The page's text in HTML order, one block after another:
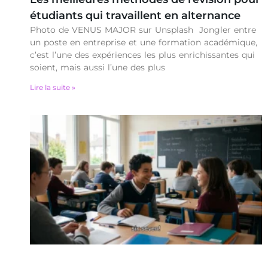
étudiants qui travaillent en alternance
Photo de VENUS MAJOR sur Unsplash Jongler entre
un poste en entreprise et une formation académique,
c’est l’une des expériences les plus enrichissantes qui
soient, mais aussi l’une des plus
Lire la suite »